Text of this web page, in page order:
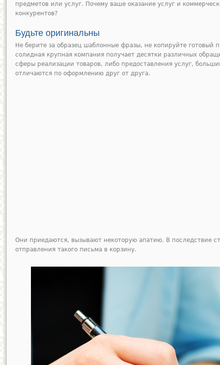
предметов или услуг. Почему ваше оказание услуг и
конкурентов?
Будьте оригинальны
Не берите за образец шаблонные фразы, не копируйте готовый
солидная крупная компания получает десятки различных
сферы реализации товаров, либо предоставления услуг,
отличаются по оформлению друг от друга.
Они приедаются, вызывают некоторую апатию. В последствие
отправления такого письма в корзину.